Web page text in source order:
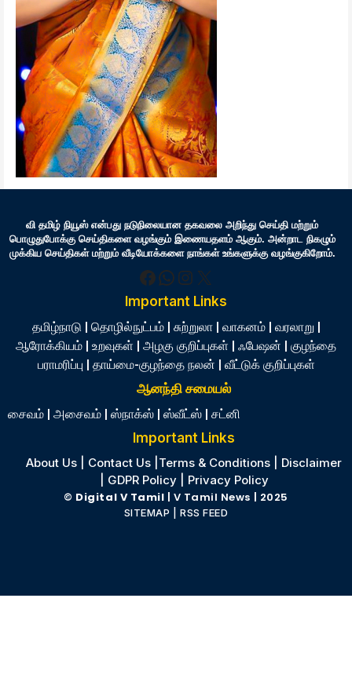
வி தமிழ் நியூஸ் என்பது நடுநிலையான தகவலை அறிந்து செய்தி மற்றும்
பொழுதுபோக்கு செய்திகளை வழங்கும் இணையதளம் ஆகும். அன்றாட நிகழும்
முக்கிய செய்திகள் மற்றும் வீடியோக்களை நாங்கள் உங்களுக்கு வழங்குகிறோம்.
Facebook
WhatsApp
Instagram
X
Important Links
தமிழ்நாடு | தொழில்நுட்பம்| சுற்றுலா| வாகனம்| வரலாறு |
ஆரோக்கியம் | உறவுகள் | அழகு குறிப்புகள் | ஃபேஷன் | குழந்தை
பராமரிப்பு | தாய்மை-குழந்தை நலன் | வீட்டுக் குறிப்புகள்
ஆனந்தி சமையல்
சைவம் | அசைவம் | ஸ்நாக்ஸ் | ஸ்வீட்ஸ் | சட்னி
Important Links
About Us Contact Us Terms & Conditions
Disclaimer
GDPR Policy| Privacy Policy
© Digital V Tamil | V Tamil News | 2025
SITEMAP |RSS FEED